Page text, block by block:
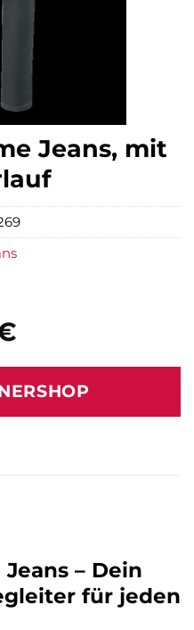
Jeans, mit
Aktueller
ist:
33,67 €.
– Dein
für jeden